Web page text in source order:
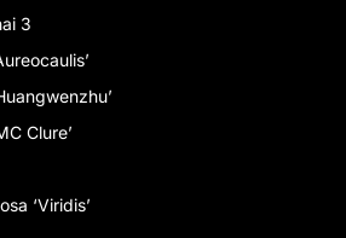
3
Clure’
‘Viridis’